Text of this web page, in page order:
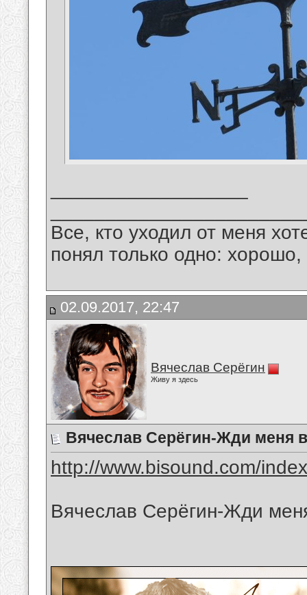
Все, кто уходил от меня
понял только одно:
02.09.2017, 22:47
Вячеслав Серёгин
Живу я здесь
Вячеслав Серёгин-Жди меня
http://www.bisound.com/
Вячеслав Серёгин-Жди